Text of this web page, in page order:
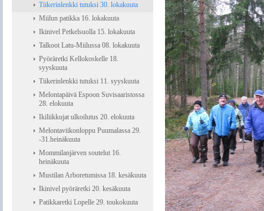
Tiikerinlenkki tutuksi 30. lokakuuta
Miilun patikka 16. lokakuuta
Ikinivel Petkelsuolla 15. lokakuuta
Talkoot Latu-Miilussa 08. lokakuuta
Pyöräretki Kellokoskelle 18.
syyskuuta
Tiikerinlenkki tutuksi 11. syyskuuta
Melontapäivä Espoon Suvisaaristossa
28. elokuuta
Ikiliikkujat ulkoilutus 20. elokuuta
Melontaviikonloppu Puumalassa 29.
-31.heinäkuuta
Mommilanjärven soutelut 16.
heinäkuuta
Mustilan Arboretumissa 18. kesäkuuta
Ikinivel pyöräretki 20. kesäkuuta
Patikkaretki Lopelle 29. toukokuuta